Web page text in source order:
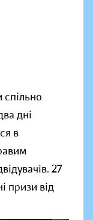
дні
в
27
призи від